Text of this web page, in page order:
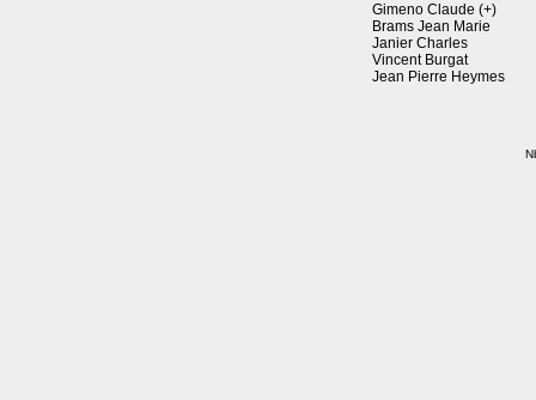
Gimeno Claude (+)
Brams Jean Marie
Janier Charles
Vincent Burgat
Jean Pierre Heymes